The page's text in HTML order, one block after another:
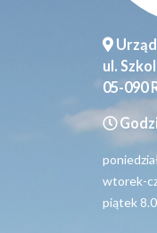
Urząd
ul.
05-090
wtorek-
piątek